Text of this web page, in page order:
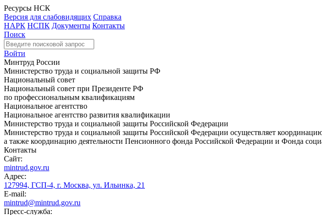
Ресурсы НСК
Версия для слабовидящих Справка
НАРК НСПК Документы Контакты
Поиск
Войти
Минтруд России
Министерство труда и социальной защиты РФ
Национальный совет
Национальный совет при Президенте РФ
по профессиональным квалификациям
Национальное агентство
Национальное агентство развития квалификации
Министерство труда и социальной защиты Российской Федерации
Министерство труда и социальной защиты Российской Федерации осуществляет
а также координацию деятельности Пенсионного фонда Российской Федерации и Фонда
Контакты
Сайт:
mintrud.gov.ru
Адрес:
127994, ГСП-4, г. Москва, ул. Ильинка, 21
E-mail:
mintrud@mintrud.gov.ru
Пресс-служба: